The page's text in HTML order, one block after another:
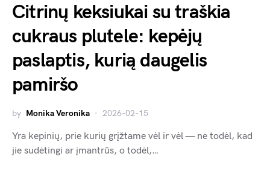
Citrinų keksiukai su traškia
cukraus plutele: kepėjų
paslaptis, kurią daugelis
pamiršo
by Monika Veronika 2026-02-15
Yra kepinių, prie kurių grįžtame vėl ir vėl — ne todėl, kad
jie sudėtingi ar įmantrūs, o todėl,…